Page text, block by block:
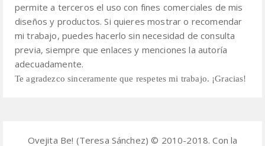
permite a terceros el uso con fines comerciales de mis
diseños y productos.Si quieres mostrar o recomendar
mi trabajo, puedes hacerlo sin necesidad de consulta
previa, siempre que enlaces y menciones la autoría
adecuadamente.
Te agradezco sinceramente que respetes mi trabajo. ¡Gracias!
Ovejita Be! (Teresa Sánchez) © 2010-2018. Con la